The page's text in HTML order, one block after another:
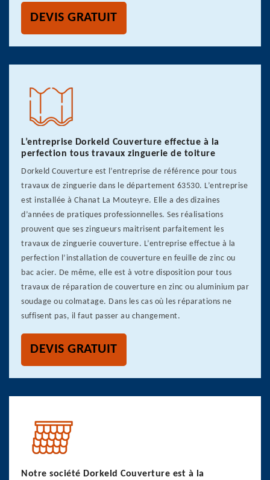
DEVIS GRATUIT
L’entreprise Dorkeld Couverture effectue à la
perfection tous travaux zinguerie de toiture
Dorkeld Couverture est l’entreprise de référence pour tous
travaux de zinguerie dans le département 63530. L’entreprise
est installée à Chanat La Mouteyre. Elle a des dizaines
d’années de pratiques professionnelles. Ses réalisations
prouvent que ses zingueurs maitrisent parfaitement les
travaux de zinguerie couverture. L’entreprise effectue à la
perfection l’installation de couverture en feuille de zinc ou
bac acier. De même, elle est à votre disposition pour tous
travaux de réparation de couverture en zinc ou aluminium par
soudage ou colmatage. Dans les cas où les réparations ne
suffisent pas, il faut passer au changement.
DEVIS GRATUIT
Notre société Dorkeld Couverture est à la